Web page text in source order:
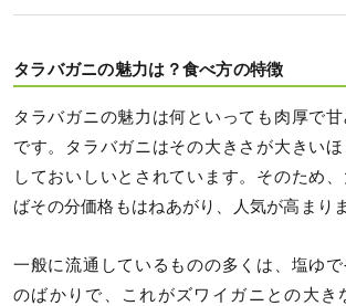
タラバガニの魅力は？食べ方の特徴
タラバガニの魅力は何といっても肉厚で
です。タラバガニはその大きさが大きい
しておいしいとされています。そのため
ばその分価格もはねあがり、人気が高まり
一般に流通しているものの多くは、塩ゆ
のばかりで、これがズワイガニとの大き